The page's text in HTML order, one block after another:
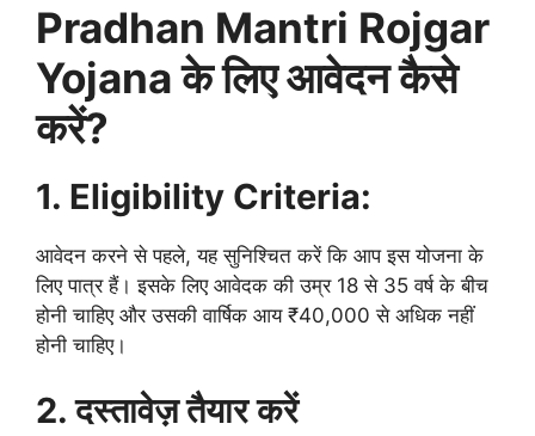
Pradhan Mantri Rojgar
Yojana के लिए आवेदन कैसे
करें?
1. Eligibility Criteria:
आवेदन करने से पहले, यह सुनिश्चित करें कि आप इस योजना के
लिए पात्र हैं। इसके लिए आवेदक की उम्र 18 से 35 वर्ष के बीच
होनी चाहिए और उसकी वार्षिक आय ₹40,000 से अधिक नहीं
होनी चाहिए।
2. दस्तावेज़ तैयार करें